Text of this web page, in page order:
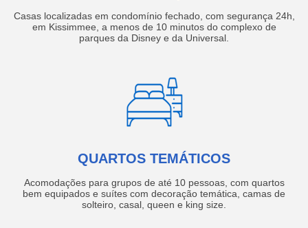
Casas localizadas em condomínio fechado, com segurança 24h,
em Kissimmee, a menos de 10 minutos do complexo de
parques da Disney e da Universal.
QUARTOS TEMÁTICOS
Acomodações para grupos de até 10 pessoas, com quartos
bem equipados e suítes com decoração temática, camas de
solteiro, casal, queen e king size.